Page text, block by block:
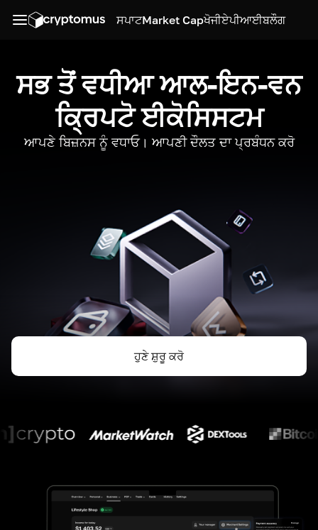
ਸਪਾਟMarket Capਖੋਜੀਏਪੀਆਈਬਲੌਗ
ਸਭ ਤੋਂ ਵਧੀਆ ਆਲ-ਇਨ-ਵਨ
ਕ੍ਰਿਪਟੋ ਈਕੋਸਿਸਟਮ
ਆਪਣੇ ਬਿਜ਼ਨਸ ਨੂੰ ਵਧਾਓ। ਆਪਣੀ ਦੌਲਤ ਦਾ ਪ੍ਰਬੰਧਨ ਕਰੋ
ਹੁਣੇ ਸ਼ੁਰੂ ਕਰੋ